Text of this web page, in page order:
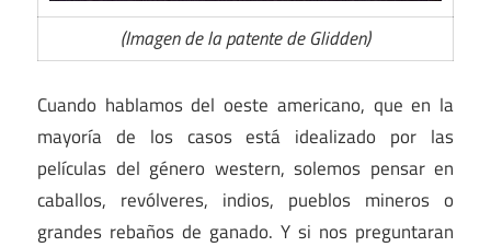
(Imagen de la patente de Glidden)
Cuando hablamos del oeste americano, que en la
mayoría de los casos está idealizado por las
películas del género western, solemos pensar en
caballos, revólveres, indios, pueblos mineros o
grandes rebaños de ganado. Y si nos preguntaran